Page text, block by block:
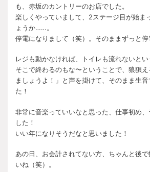
も、赤坂のカントリーのお店でした。
楽しくやっていまして、2ステージ目が始ま
ょうか……。
停電になりまして（笑）。そのままずっと停
レジも動かなければ、トイレも流れないとい
そこで終わるのもな〜ということで、狼狽
ましょうよ！」と声を掛けて、そのまま生
た！
非常に音楽っていいなと思った、仕事初め
した！
いい年になりそうだなと思いました！
あの日、お会計されてない方、ちゃんと後
いね（笑）。